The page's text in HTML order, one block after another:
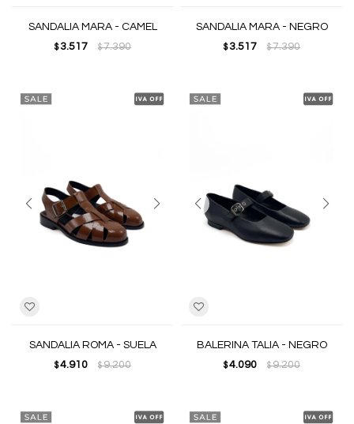
SANDALIA MARA - CAMEL
$ 3.517 $7.390
SANDALIA MARA - NEGRO
$ 3.517 $7.390
SANDALIA ROMA - SUELA
$ 4.910 $9.200
BALERINA TALIA - NEGRO
$ 4.090 $9.200